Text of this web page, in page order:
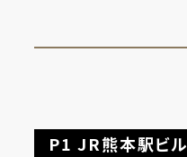
P1 JR熊本駅ビル